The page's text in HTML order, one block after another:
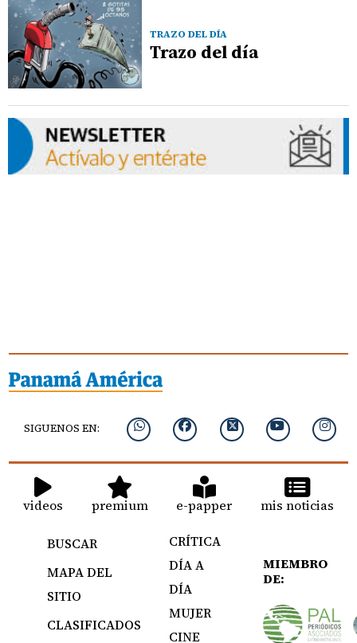
TRAZO DEL DÍA
Trazo del día
SIGUENOS EN:
videos premium e-papper mis noticias
BUSCAR
MAPA DEL
SITIO
CLASIFICADOS
CRÍTICA
DÍA A
DÍA
MUJER
CINE
MIEMBRO
DE: